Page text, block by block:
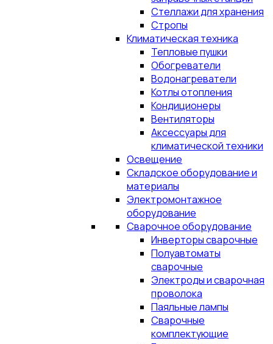
Стеллажи для хранения
Стропы
Климатическая техника
Тепловые пушки
Обогреватели
Водонагреватели
Котлы отопления
Кондиционеры
Вентиляторы
Аксессуары для
климатической техники
Освещение
Складское оборудование и
материалы
Электромонтажное
оборудование
Сварочное оборудование
Инверторы сварочные
Полуавтоматы
сварочные
Электроды и сварочная
проволока
Паяльные лампы
Сварочные
комплектующие